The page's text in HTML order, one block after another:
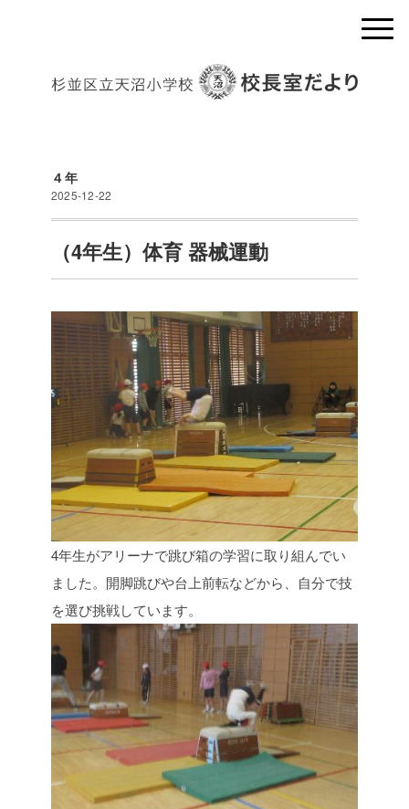
４年
2025-12-22
（4年生）体育 器械運動
4年生がアリーナで跳び箱の学習に取り組んでい
ました。開脚跳びや台上前転などから、自分で技
を選び挑戦しています。